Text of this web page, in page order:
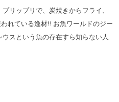
リップリで、炭焼きからフライ、
れている逸材!! お魚ワールドのジー
スという魚の存在すら知らない人